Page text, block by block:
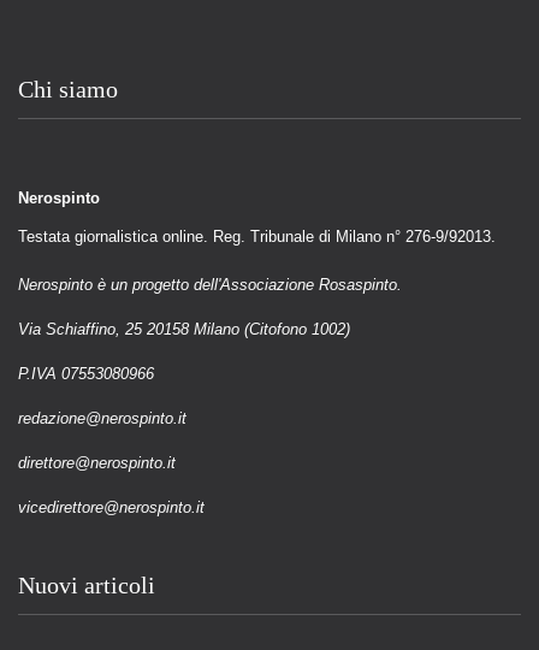
Chi siamo
Nerospinto
Testata giornalistica online. Reg. Tribunale di Milano n° 276-9/92013.
Nerospinto è un progetto dell'Associazione Rosaspinto.
Via Schiaffino, 25 20158 Milano (Citofono 1002)
P.IVA 07553080966
redazione@nerospinto.it
direttore@nerospinto.it
vicedirettore@nerospinto.it
Nuovi articoli